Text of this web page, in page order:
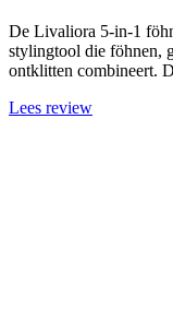
De Livaliora 5-in-1
stylingtool die föhnen,
ontklitten combineert.
Lees review